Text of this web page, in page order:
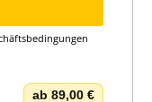
ab 89,00 €